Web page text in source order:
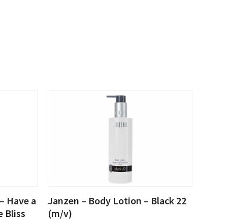
Have a
Bliss
Janzen – Body Lotion – Black 22
(m/v)